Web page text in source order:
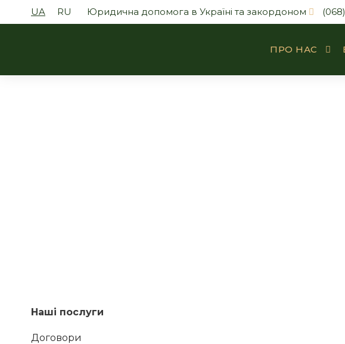
UA RU Юридична допомога в Україні та закордоном
ПРО НАС
Наші послуги
Договори